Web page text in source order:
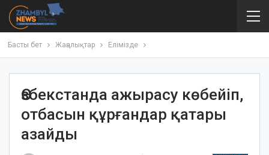
Басты бет Жаңалықтар Елімізде
Өзбекстанда ажырасу көбейіп,
отбасын құрғандар қатары
азайды